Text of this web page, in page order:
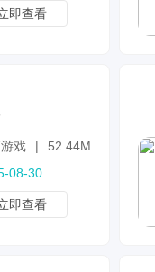
即查看
戏 |
52.44MB
08-30
即查看